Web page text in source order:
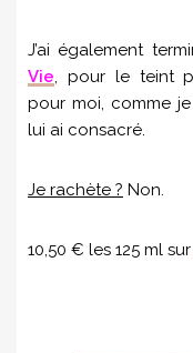
J’ai également
Vie , pour le teint
pour moi, comme
lui ai consacré.
Je rachète ? Non.
10,50 € les 125 ml sur